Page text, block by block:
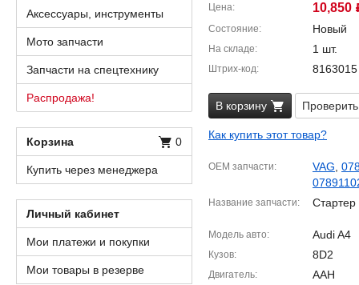
Цена 10,850
Состояние Новый
На складе 1 шт.
Штрих-код 8163015
В корзину
Как купить этот товар?
OEM запчасти VAG
Название запчасти Стартер
Модель авто Audi A4
Кузов 8D2
Двигатель AAH
Аксессуары, инструменты
Мото запчасти
Запчасти на спецтехнику
Распродажа!
Корзина 0
Купить через менеджера
Личный кабинет
Мои платежи и покупки
Мои товары в резерве